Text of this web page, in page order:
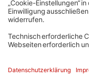
Impressum
Cookie-